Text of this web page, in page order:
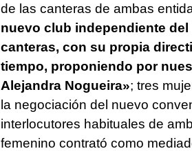
de las canteras de ambas
nuevo club independiente
canteras, con su propia
tiempo, proponiendo por
Alejandra Nogueira»; tres
la negociación del nuevo
interlocutores habituales de
femenino contrató como